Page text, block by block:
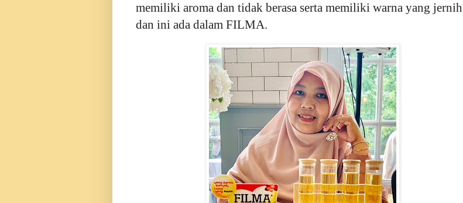
memiliki aroma dan tidak berasa serta memiliki warna yang jernih
dan ini ada dalam FILMA.